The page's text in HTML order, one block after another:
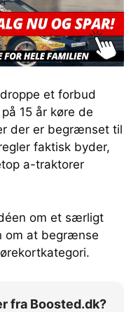
et forbud
15 år køre de
der er begrænset til
faktisk byder,
a-traktorer
om et særligt
om at begrænse
fra Boosted.dk?